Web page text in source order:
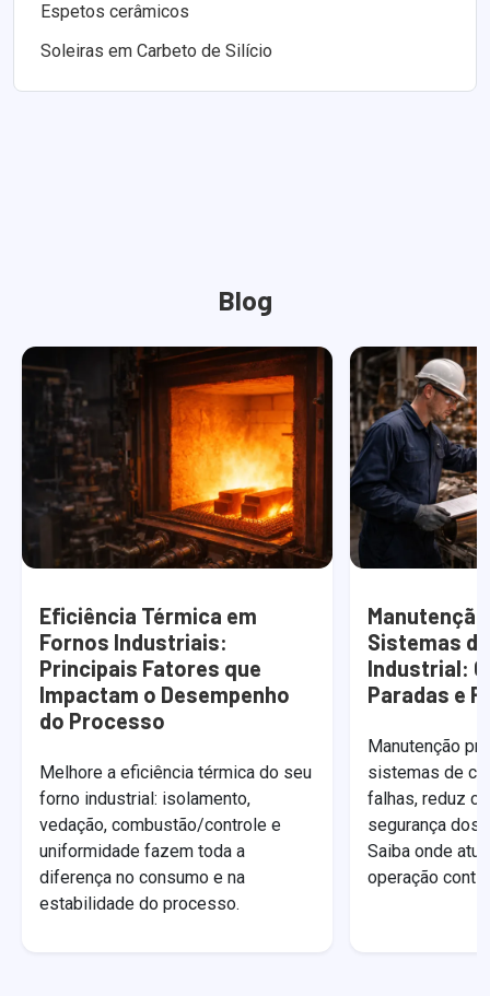
Espetos cerâmicos
Soleiras em Carbeto de Silício
Blog
Eficiência Térmica em
Fornos Industriais:
Principais Fatores que
Impactam o Desempenho
do Processo
Melhore a eficiência térmica do seu
forno industrial: isolamento,
vedação, combustão/controle e
uniformidade fazem toda a
diferença no consumo e na
estabilidade do processo.
Sistemas
Industrial:
Paradas e
Manutenção
sistemas de
falhas, reduz
segurança dos
Saiba onde
operação